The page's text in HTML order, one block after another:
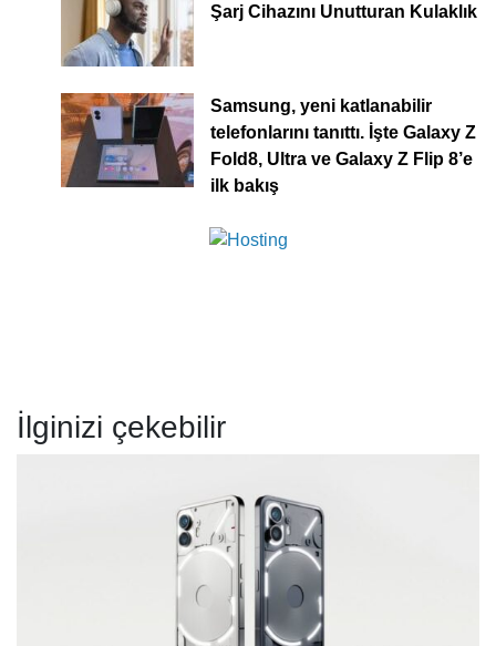
Şarj Cihazını Unutturan Kulaklık
Samsung, yeni katlanabilir
telefonlarını tanıttı. İşte Galaxy Z
Fold8, Ultra ve Galaxy Z Flip 8’e
ilk bakış
İlginizi çekebilir